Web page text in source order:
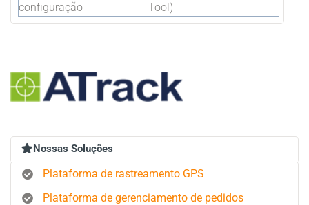
configuração
Tool)
Nossas Soluções
Plataforma de rastreamento GPS
Plataforma de gerenciamento de pedidos